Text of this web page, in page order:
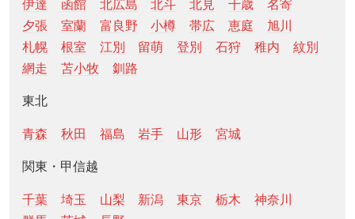
伊達 函館 北広島 北斗 北見 千歳
名寄
夕張
室蘭 富良野 小樽 帯広 恵庭
旭川
札幌
根室 江別 留萌 登別 石狩 稚内
紋別
網走
苫小牧 釧路
東北
青森 秋田 福島 岩手 山形 宮城
関東・甲信越
千葉 埼玉 山梨 新潟 東京 栃木
神奈川